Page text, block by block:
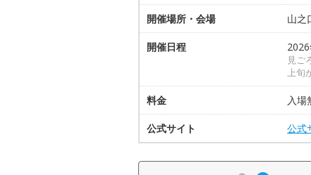
開催場所・会場 山之
開催日程
見ご
上旬
料金 入場
公式サイト 公式